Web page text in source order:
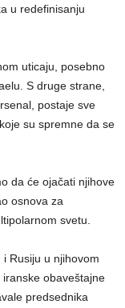
u redefinisanju
uticaju, posebno
S druge strane,
postaje sve
su spremne da se
da će ojačati njihove
osnova za
svetu.
Rusiju u njihovom
obaveštajne
predsednika